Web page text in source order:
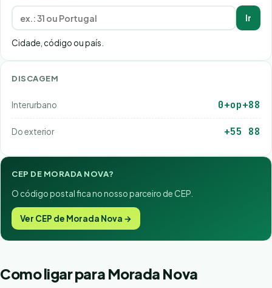
Ir
Cidade, código ou país.
DISCAGEM
Interurbano 0+op+88
Do exterior +55 88
CEP DE MORADA NOVA?
O código postal fica no nosso parceiro de CEP.
Ver CEP de Morada Nova →
Como ligar para Morada Nova